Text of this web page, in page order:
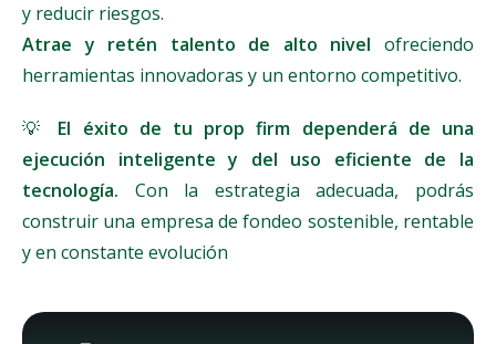
y reducir riesgos.
Atrae y retén talento de alto nivel ofreciendo
herramientas innovadoras y un entorno competitivo.
💡 El éxito de tu prop firm dependerá de una
ejecución inteligente y del uso eficiente de la
tecnología. Con la estrategia adecuada, podrás
construir una empresa de fondeo sostenible, rentable
y en constante evolución